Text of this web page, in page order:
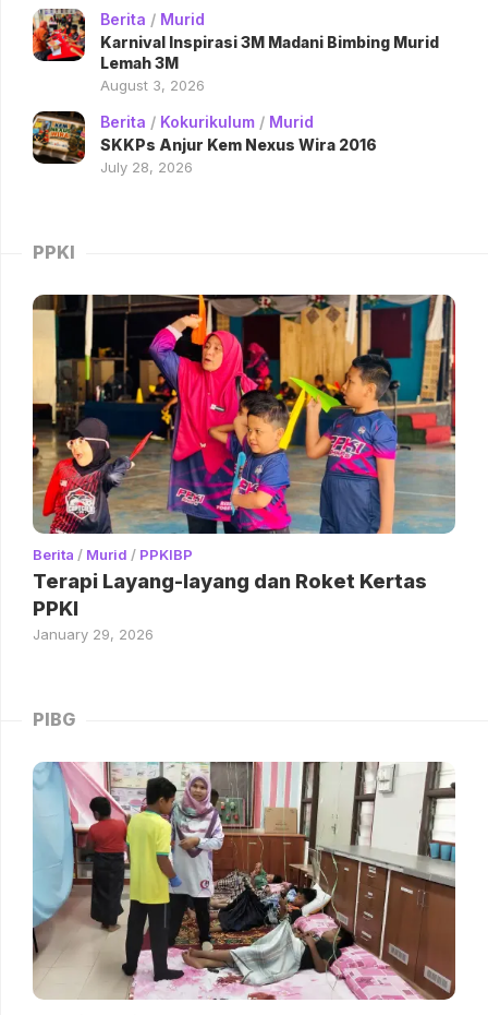
Berita / Murid
Karnival Inspirasi 3M Madani Bimbing Murid
Lemah 3M
August 3, 2026
Berita / Kokurikulum / Murid
SKKPs Anjur Kem Nexus Wira 2016
July 28, 2026
PPKI
Berita / Murid / PPKIBP
Terapi Layang-layang dan Roket Kertas
PPKI
January 29, 2026
PIBG